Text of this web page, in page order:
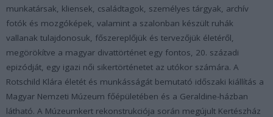
munkatársak, kliensek, családtagok, személyes tárgyak, archív
fotók és mozgóképek, valamint a szalonban készült ruhák
vallanak tulajdonosuk, főszereplőjük és tervezőjük életéről,
megörökítve a magyar divattörténet egy fontos, 20. századi
epizódját, egy igazi női sikertörténetet az utókor számára. A
Rotschild Klára életét és munkásságát bemutató időszaki kiállítás a
Magyar Nemzeti Múzeum főépületében és a Geraldine-házban
látható. A Múzeumkert rekonstrukciója során megújult Kertészház